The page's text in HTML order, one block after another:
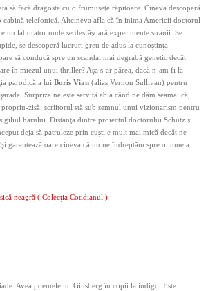
să facă dragoste cu o frumuseţe răpitoare. Cineva descoperă
cabină telefonică. Altcineva afla că în inima Americii doctorul
un laborator unde se desfăşoară experimente stranii. Se
se descoperă lucruri greu de adus la cunoştinţa
să conducă spre un scandal mai degrabă genetic decât
în miezul unui thriller? Aşa s-ar părea, dacă n-am fi la
parodică a lui Boris Vian (alias Vernon Sullivan) pentru
Surpriza ne este servită abia când ne dăm seama că,
zisă, scriitorul stă sub semnul unui vizionarism pentru
harului. Distanţa dintre proiectul doctorului Schutz şi
deja să patruleze prin cuşti e mult mai mică decât ne
garantează oare cineva că nu ne îndreptăm spre o lume a
neagră ( Colecţia Cotidianul )
Avea poemele lui Ginsberg în copii la indigo. Este